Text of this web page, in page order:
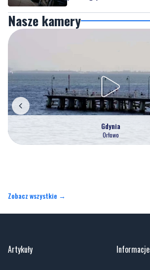
Nasze kamery
Gdynia
Orłowo
Zobacz wszystkie →
Artykuły Informacje